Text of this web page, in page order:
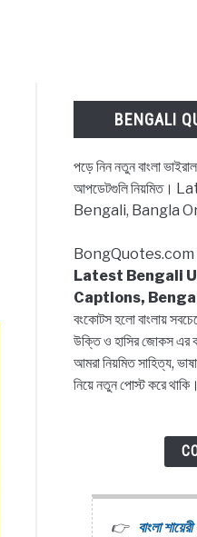
BENGALI
পড়ে নিন নতুন বাংলা
আপডেটগুলি নিয়মিত।
Bengali, Bangla
Latest Bengali
Captions,
বংকোটস হলো বাংলায়
উক্তি ও হাসির জোকস এর
আমরা নিয়মিত সাহিত্য,
নিয়ে নতুন পোস্ট করে থাকি।
বাংলা